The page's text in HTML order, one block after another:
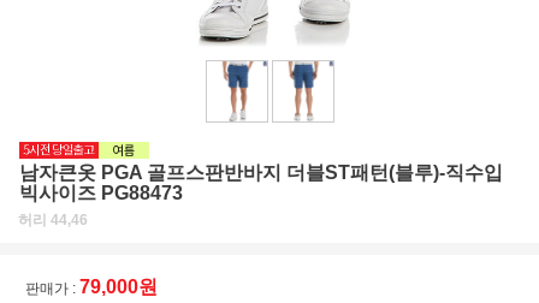
남자큰옷 PGA 골프스판반바지 더블ST패턴(블루)-직수입
빅사이즈 PG88473
허리 44,46
판매가 : 79,000원